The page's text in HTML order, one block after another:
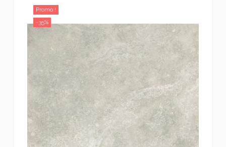
Promo !
-35%